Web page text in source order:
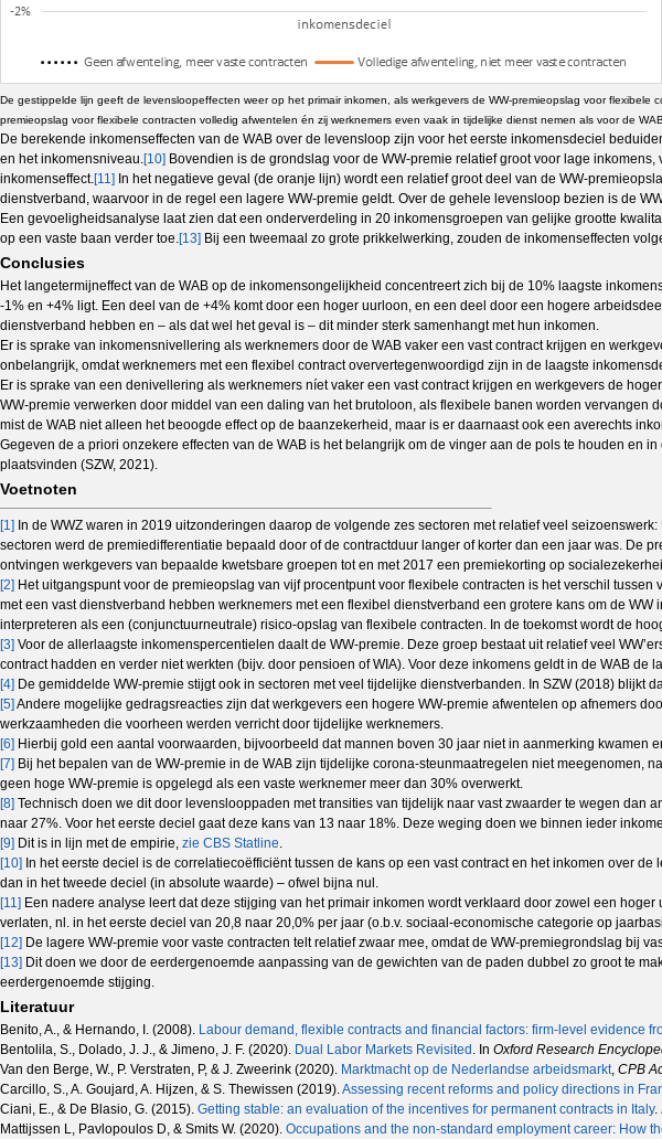
De gestippelde lijn geeft de levensloopeffecten weer op het primair inkomen, als werkgevers de WW-premieopslag voor
premieopslag voor flexibele contracten volledig afwentelen én zij werknemers even vaak in tijdelijke dienst nemen als voor de
De berekende inkomenseffecten van de WAB over de levensloop zijn voor het eerste inkomensdeciel
en het inkomensniveau.[10] Bovendien is de grondslag voor de WW-premie relatief groot voor lage
inkomenseffect.[11] In het negatieve geval (de oranje lijn) wordt een relatief groot deel van de WW-
dienstverband, waarvoor in de regel een lagere WW-premie geldt. Over de gehele levensloop bezien is de
Een gevoeligheidsanalyse laat zien dat een onderverdeling in 20 inkomensgroepen van gelijke grootte
op een vaste baan verder toe.[13] Bij een tweemaal zo grote prikkelwerking, zouden de inkomenseffecten
Conclusies
Het langetermijneffect van de WAB op de inkomensongelijkheid concentreert zich bij de 10% laagste
-1% en +4% ligt. Een deel van de +4% komt door een hoger uurloon, en een deel door een hogere
dienstverband hebben en – als dat wel het geval is – dit minder sterk samenhangt met hun inkomen.
Er is sprake van inkomensnivellering als werknemers door de WAB vaker een vast contract krijgen en
onbelangrijk, omdat werknemers met een flexibel contract oververtegenwoordigd zijn in de laagste
Er is sprake van een denivellering als werknemers níet vaker een vast contract krijgen en werkgevers de
WW-premie verwerken door middel van een daling van het brutoloon, als flexibele banen worden
mist de WAB niet alleen het beoogde effect op de baanzekerheid, maar is er daarnaast ook een averechts
Gegeven de a priori onzekere effecten van de WAB is het belangrijk om de vinger aan de pols te houden en
plaatsvinden (SZW, 2021).
Voetnoten
[1] In de WWZ waren in 2019 uitzonderingen daarop de volgende zes sectoren met relatief veel
sectoren werd de premiedifferentiatie bepaald door of de contractduur langer of korter dan een jaar was. De
ontvingen werkgevers van bepaalde kwetsbare groepen tot en met 2017 een premiekorting op
[2] Het uitgangspunt voor de premieopslag van vijf procentpunt voor flexibele contracten is het verschil
met een vast dienstverband hebben werknemers met een flexibel dienstverband een grotere kans om de
interpreteren als een (conjunctuurneutrale) risico-opslag van flexibele contracten. In de toekomst wordt de
[3] Voor de allerlaagste inkomenspercentielen daalt de WW-premie. Deze groep bestaat uit relatief veel
contract hadden en verder niet werkten (bijv. door pensioen of WIA). Voor deze inkomens geldt in de WAB de
[4] De gemiddelde WW-premie stijgt ook in sectoren met veel tijdelijke dienstverbanden. In SZW (2018) blijkt
[5] Andere mogelijke gedragsreacties zijn dat werkgevers een hogere WW-premie afwentelen op afnemers
werkzaamheden die voorheen werden verricht door tijdelijke werknemers.
[6] Hierbij gold een aantal voorwaarden, bijvoorbeeld dat mannen boven 30 jaar niet in aanmerking kwamen
[7] Bij het bepalen van de WW-premie in de WAB zijn tijdelijke corona-steunmaatregelen niet meegenomen,
geen hoge WW-premie is opgelegd als een vaste werknemer meer dan 30% overwerkt.
[8] Technisch doen we dit door levenslooppaden met transities van tijdelijk naar vast zwaarder te wegen
naar 27%. Voor het eerste deciel gaat deze kans van 13 naar 18%. Deze weging doen we binnen ieder
[9] Dit is in lijn met de empirie, zie CBS Statline.
[10] In het eerste deciel is de correlatiecoëfficiënt tussen de kans op een vast contract en het inkomen over
dan in het tweede deciel (in absolute waarde) – ofwel bijna nul.
[11] Een nadere analyse leert dat deze stijging van het primair inkomen wordt verklaard door zowel een
verlaten, nl. in het eerste deciel van 20,8 naar 20,0% per jaar (o.b.v. sociaal-economische categorie op
[12] De lagere WW-premie voor vaste contracten telt relatief zwaar mee, omdat de WW-premiegrondslag bij
[13] Dit doen we door de eerdergenoemde aanpassing van de gewichten van de paden dubbel zo groot te
eerdergenoemde stijging.
Literatuur
Benito, A., & Hernando, I. (2008). Labour demand, flexible contracts and financial factors: firm‐level evidence
Bentolila, S., Dolado, J. J., & Jimeno, J. F. (2020). Dual Labor Markets Revisited . In Oxford Research
Van den Berge, W., P. Verstraten, P, & J. Zweerink (2020). Marktmacht op de Nederlandse arbeidsmarkt, CPB
Carcillo, S., A. Goujard, A. Hijzen, & S. Thewissen (2019).Assessing recent reforms and policy directions in
Ciani, E., & De Blasio, G. (2015). Getting stable: an evaluation of the incentives for permanent contracts in Italy.
Mattijssen L, Pavlopoulos D, & Smits W. (2020). Occupations and the non-standard employment career: How